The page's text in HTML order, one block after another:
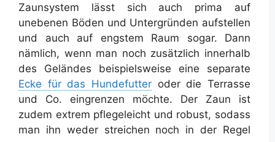
Zaunsystem lässt sich auch prima auf
unebenen Böden und Untergründen aufstellen
und auch auf engstem Raum sogar. Dann
nämlich, wenn man noch zusätzlich innerhalb
des Geländes beispielsweise eine separate
Ecke für das Hundefutter oder die Terrasse
und Co. eingrenzen möchte. Der Zaun ist
zudem extrem pflegeleicht und robust, sodass
man ihn weder streichen noch in der Regel